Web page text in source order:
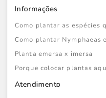
Informações
Como plantar as espécies
Como plantar Nymphaeas
Planta emersa x imersa
Porque colocar plantas
Atendimento